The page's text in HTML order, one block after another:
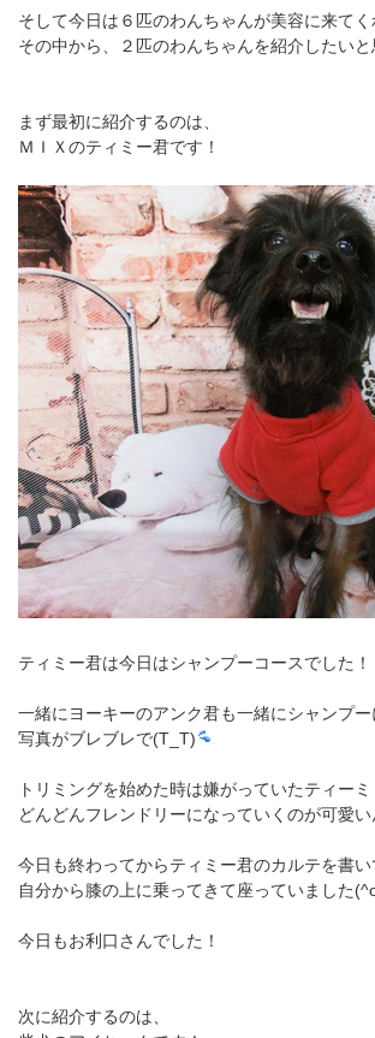
そして今日は６匹のわんちゃんが美容に来てく
その中から、２匹のわんちゃんを紹介したいと
まず最初に紹介するのは、
ＭＩＸのティミー君です！
ティミー君は今日はシャンプーコースでした！
一緒にヨーキーのアンク君も一緒にシャンプー
写真がブレブレで(T_T)
トリミングを始めた時は嫌がっていたティーミ
どんどんフレンドリーになっていくのが可愛い
今日も終わってからティミー君のカルテを書い
自分から膝の上に乗ってきて座っていました
今日もお利口さんでした！
次に紹介するのは、